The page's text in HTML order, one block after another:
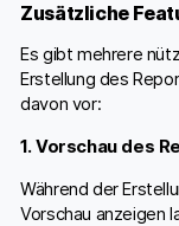
Zusätzliche
Es gibt mehrere
Erstellung des
davon vor:
1. Vorschau des
Während der
Vorschau anzeigen